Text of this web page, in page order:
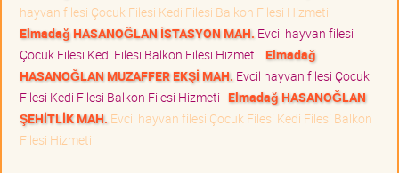
hayvan filesi Çocuk Filesi Kedi Filesi Balkon Filesi Hizmeti
Elmadağ HASANOĞLAN İSTASYON MAH. Evcil hayvan filesi
Çocuk Filesi Kedi Filesi Balkon Filesi Hizmeti Elmadağ
HASANOĞLAN MUZAFFER EKŞİ MAH. Evcil hayvan filesi Çocuk
Filesi Kedi Filesi Balkon Filesi Hizmeti Elmadağ HASANOĞLAN
ŞEHİTLİK MAH. Evcil hayvan filesi Çocuk Filesi Kedi Filesi Balkon
Filesi Hizmeti